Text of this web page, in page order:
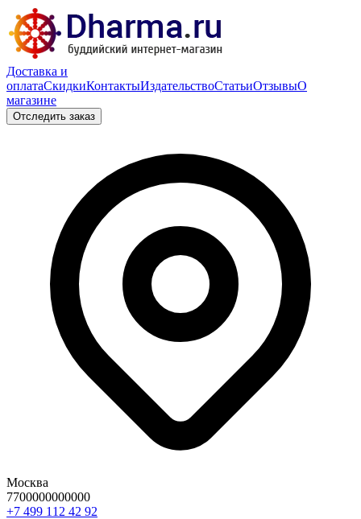
Доставка и
оплатаСкидкиКонтактыИздательствоСтатьиОтзывыО
магазине
Отследить заказ
Москва
7700000000000
29 24 211 994 7+